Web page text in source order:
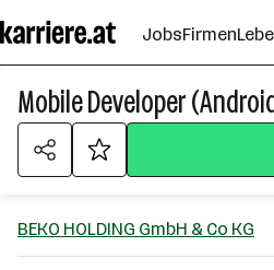
Seiteninhalt
springen
JobsFirmen
Mobile Developer
BEKO HOLDING GmbH & Co KG